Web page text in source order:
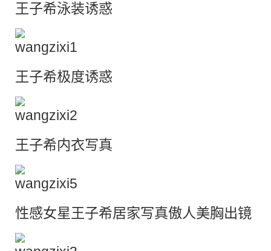
王子希泳装诱惑
王子希极度诱惑
王子希内衣写真
性感女星王子希居家写真傲人美胸出镜